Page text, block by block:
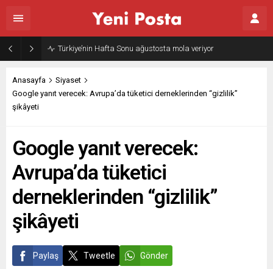
Türkiye’nin Hafta Sonu ağustosta mola veriyor
Anasayfa
Siyaset
Google yanıt verecek: Avrupa’da tüketici derneklerinden “gizlilik”
şikâyeti
Google yanıt verecek:
Avrupa’da tüketici
derneklerinden “gizlilik”
şikâyeti
Paylaş Tweetle Gönder